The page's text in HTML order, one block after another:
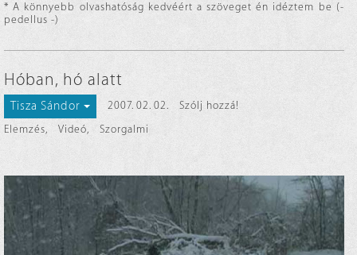
* A könnyebb olvashatóság kedvéért a szöveget én idéztem be (-
pedellus -)
Hóban, hó alatt
Tisza Sándor 2007. 02. 02.
Szólj hozzá!
Elemzés, Videó, Szorgalmi